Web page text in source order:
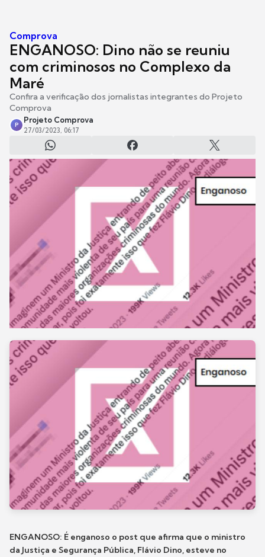
Comprova
ENGANOSO: Dino não se reuniu
com criminosos no Complexo da
Maré
Confira a verificação dos jornalistas integrantes do Projeto
Comprova
P
Projeto Comprova
27/03/2023, 06:17
ENGANOSO: É enganoso o post que afirma que o ministro
da Justiça e Segurança Pública, Flávio Dino, esteve no